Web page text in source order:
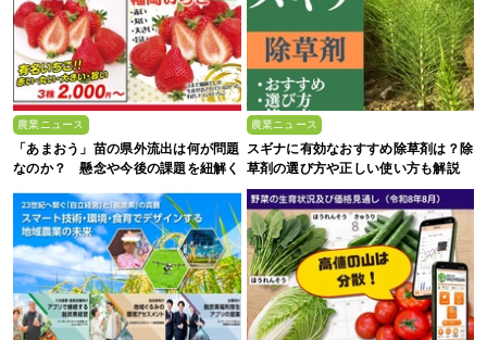
農業ニュース
「あまおう」苗の県外流出は何が問題
なのか？ 懸念や今後の課題を紐解く
農業ニュース
スギナに有効なおすすめ除草剤は？除
草剤の選び方や正しい使い方も解説